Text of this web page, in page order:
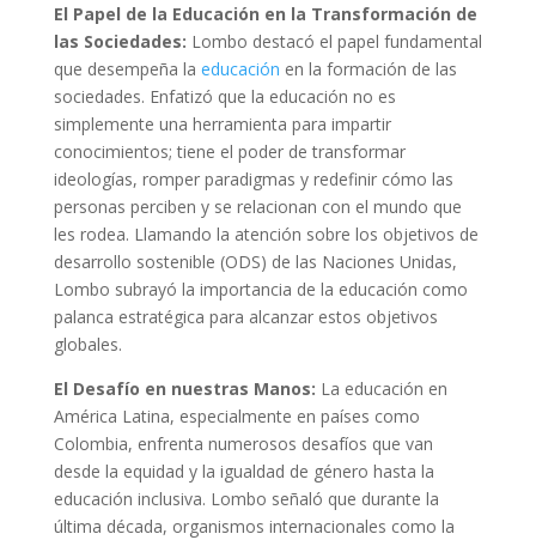
El Papel de la Educación en la Transformación de
las Sociedades: Lombo destacó el papel fundamental
que desempeña la educación en la formación de las
sociedades. Enfatizó que la educación no es
simplemente una herramienta para impartir
conocimientos; tiene el poder de transformar
ideologías, romper paradigmas y redefinir cómo las
personas perciben y se relacionan con el mundo que
les rodea. Llamando la atención sobre los objetivos de
desarrollo sostenible (ODS) de las Naciones Unidas,
Lombo subrayó la importancia de la educación como
palanca estratégica para alcanzar estos objetivos
globales.
El Desafío en nuestras Manos: La educación en
América Latina, especialmente en países como
Colombia, enfrenta numerosos desafíos que van
desde la equidad y la igualdad de género hasta la
educación inclusiva. Lombo señaló que durante la
última década, organismos internacionales como la